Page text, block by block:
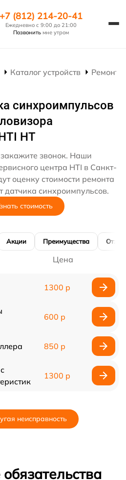
+7 (812) 214-20-41
Ежедневно с 9:00 до 21:00
Позвонить мне утром
Каталог устройств Ремонт
синхроимпульсов
HT
звонок. Наши
центра HTI в Санкт-
оценку стоимости ремонта
датчика синхроимпульсов.
стоимость
Акции Преимущества
Цена
1300 р
600 р
850 р
1300 р
неисправность